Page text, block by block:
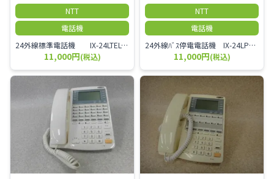
NTT
電話機
24外線標準電話機 IX-24LTEL-(1)
11,000円(税込)
NTT
電話機
24外線ﾊﾞｽ停電電話機 IX-24LPFTEL-(1)
11,000円(税込)